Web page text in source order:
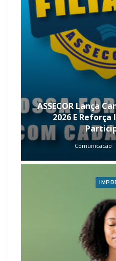
ASSECOR Lança
2026 E
Comunicacao